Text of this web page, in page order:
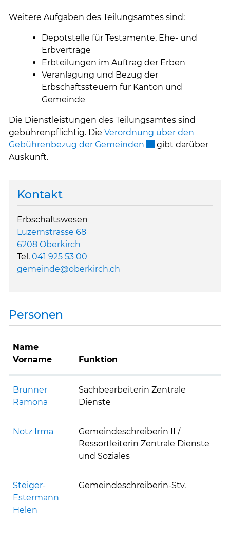
Weitere Aufgaben des Teilungsamtes sind:
Depotstelle für Testamente, Ehe- und
Erbverträge
Erbteilungen im Auftrag der Erben
Veranlagung und Bezug der
Erbschaftssteuern für Kanton und
Gemeinde
Die Dienstleistungen des Teilungsamtes sind
gebührenpflichtig. Die Verordnung über den
Gebührenbezug der Gemeinden Externer Link wird
gibt darüber
Auskunft.
Kontakt
Erbschaftswesen
Luzernstrasse 68
6208 Oberkirch
Tel. 041 925 53 00
gemeinde@oberkirch.ch
Personen
Name
Vorname
Funktion
Brunner
Ramona
Sachbearbeiterin Zentrale
Dienste
Notz Irma
Gemeindeschreiberin II /
Ressortleiterin Zentrale Dienste
und Soziales
Steiger-
Estermann
Helen
Gemeindeschreiberin-Stv.